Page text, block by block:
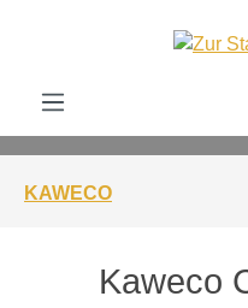
KAWECO
Kaweco